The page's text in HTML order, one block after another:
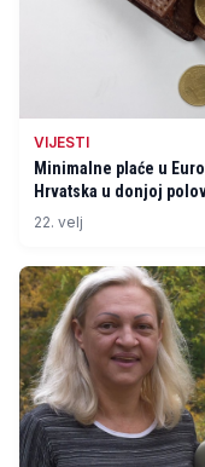
VIJESTI
Minimalne plaće u
Hrvatska u donjoj
22. velj